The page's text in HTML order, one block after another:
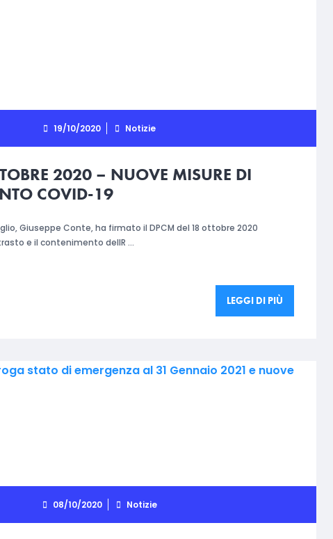
19/10/2020 Notizie
2020 – NUOVE MISURE DI
COVID-19
Giuseppe Conte, ha firmato il DPCM del 18 ottobre 2020
e il contenimento dellR …
LEGGI DI PIÙ
08/10/2020 Notizie